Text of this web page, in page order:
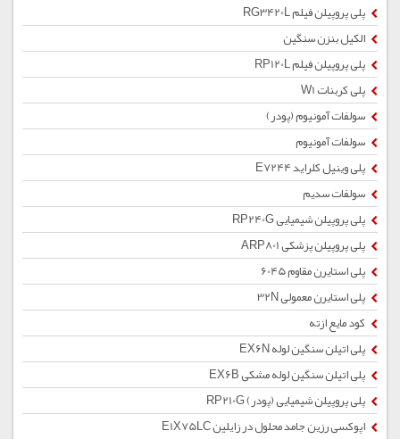
پلی پروپیلن فیلم RG3420L
الکیل بنزن سنگین
پلی پروپیلن فیلم RP120L
پلی کربنات W1
سولفات آمونیوم (پودر)
سولفات آمونیوم
پلی وینیل کلراید E7244
سولفات سدیم
پلی پروپیلن شیمیایی RP240G
پلی پروپیلن پزشکی ARP801
پلی استایرن مقاوم 6045
پلی استایرن معمولی 32N
کود مایع ازته
پلی اتیلن سنگین لوله EX6N
پلی اتیلن سنگین لوله مشکی EX6B
پلی پروپیلن شیمیایی (پودر) RP210G
اپوکسی رزین جامد محلول در زایلین E1X75LC